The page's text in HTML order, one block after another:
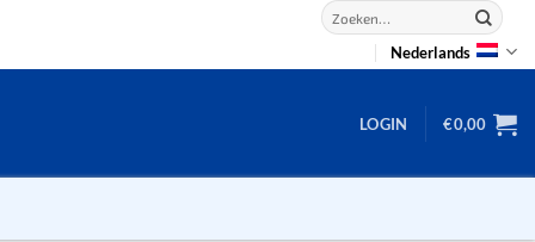
Zoeken
naar:
Nederlands
LOGIN €0,00